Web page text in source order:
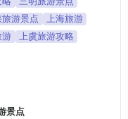
游景点
上海旅游
游 上虞旅游攻略
景点